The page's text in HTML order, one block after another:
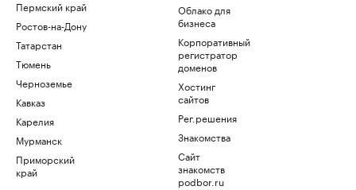
Пермский край
Ростов-на-Дону
Татарстан
Тюмень
Черноземье
Кавказ
Карелия
Мурманск
Приморский
край
Облако для
бизнеса
Корпоративный
регистратор
доменов
Хостинг
сайтов
Рег.решения
Знакомства
Сайт
знакомств
podbor.ru